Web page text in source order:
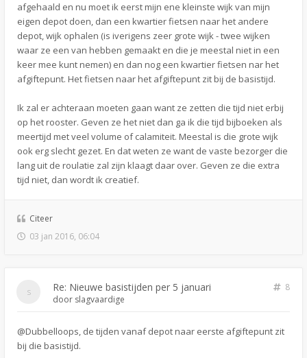
afgehaald en nu moet ik eerst mijn ene kleinste wijk van mijn
eigen depot doen, dan een kwartier fietsen naar het andere
depot, wijk ophalen (is iverigens zeer grote wijk - twee wijken
waar ze een van hebben gemaakt en die je meestal niet in een
keer mee kunt nemen) en dan nog een kwartier fietsen nar het
afgiftepunt. Het fietsen naar het afgiftepunt zit bij de basistijd.
Ik zal er achteraan moeten gaan want ze zetten die tijd niet erbij
op het rooster. Geven ze het niet dan ga ik die tijd bijboeken als
meertijd met veel volume of calamiteit. Meestal is die grote wijk
ook erg slecht gezet. En dat weten ze want de vaste bezorger die
lang uit de roulatie zal zijn klaagt daar over. Geven ze die extra
tijd niet, dan wordt ik creatief.
Citeer
03 jan 2016, 06:04
Re: Nieuwe basistijden per 5 januari
8
door slagvaardige
@Dubbelloops, de tijden vanaf depot naar eerste afgiftepunt zit
bij die basistijd.